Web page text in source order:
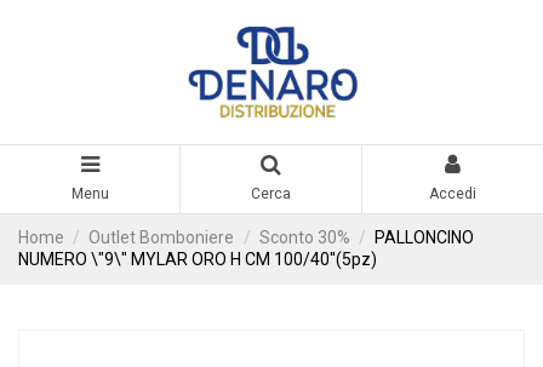
Menu Cerca Accedi
Home Outlet Bomboniere Sconto 30%
PALLONCINO
NUMERO \"9\" MYLAR ORO H CM 100/40''(5pz)